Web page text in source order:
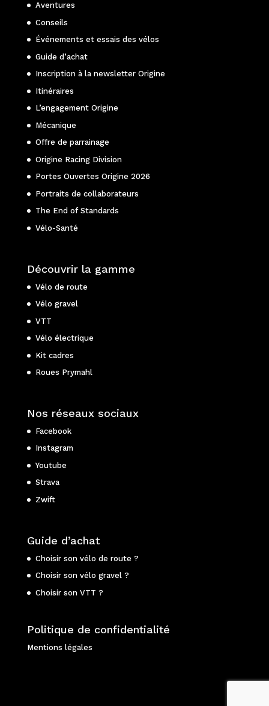
Aventures
Conseils
Événements et essais des vélos
Guide d’achat
Inscription à la newsletter Origine
Itinéraires
L’engagement Origine
Mécanique
Offre de parrainage
Origine Racing Division
Portes Ouvertes Origine 2026
Portraits de collaborateurs
The End of Standards
Vélo-Santé
Découvrir la gamme
Vélo de route
Vélo gravel
VTT
Vélo électrique
Kit cadres
Roues Prymahl
Nos réseaux sociaux
Facebook
Instagram
Youtube
Strava
Zwift
Guide d’achat
Choisir son vélo de route ?
Choisir son vélo gravel ?
Choisir son VTT ?
Politique de confidentialité
Mentions légales